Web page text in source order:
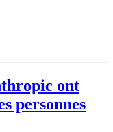
ont
personnes